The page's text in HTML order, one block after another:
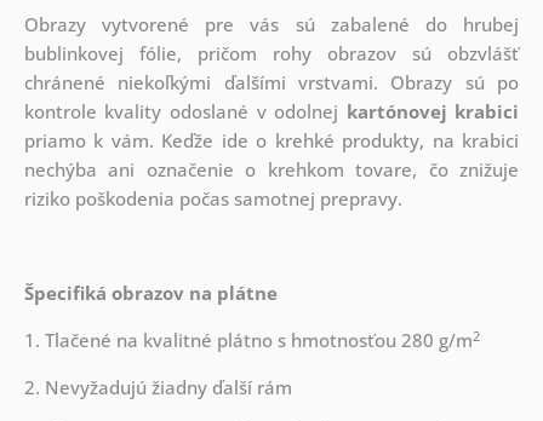
Obrazy vytvorené pre vás sú zabalené do hrubej
bublinkovej fólie, pričom rohy obrazov sú obzvlášť
chránené niekoľkými ďalšími vrstvami. Obrazy sú po
kontrole kvality odoslané v odolnej kartónovej krabici
priamo k vám. Keďže ide o krehké produkty, na krabici
nechýba ani označenie o krehkom tovare, čo znižuje
riziko poškodenia počas samotnej prepravy.
Špecifiká obrazov na plátne
1. Tlačené na kvalitné plátno s hmotnosťou 280 g/m2
2. Nevyžadujú žiadny ďalší rám